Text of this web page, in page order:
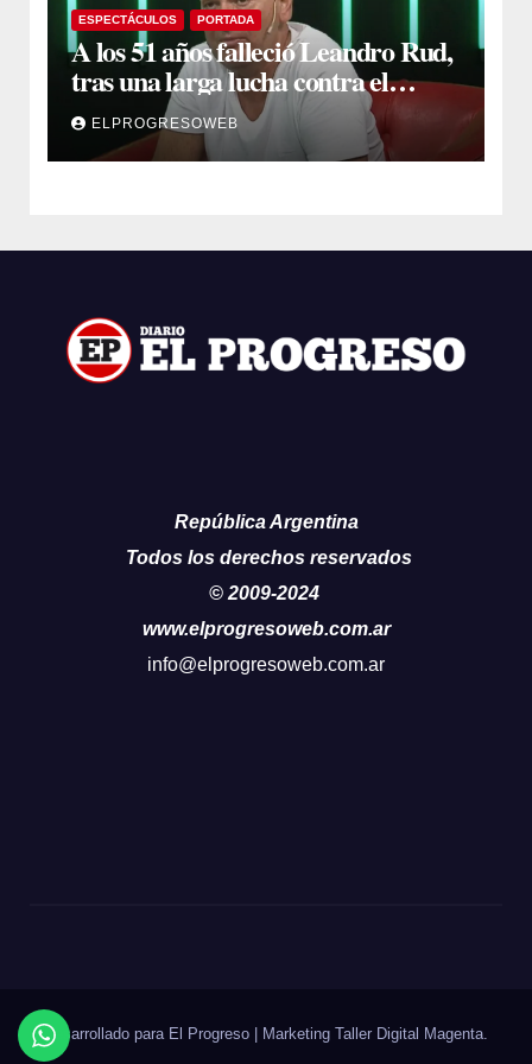
ESPECTÁCULOS PORTADA
A los 51 años falleció Leandro Rud,
tras una larga lucha contra el
cáncer
ELPROGRESOWEB
República Argentina
Todos los derechos reservados
© 2009-2024
www.elprogresoweb.com.ar
info@elprogresoweb.com.ar
Desarrollado para El Progreso Marketing Taller Digital Magenta